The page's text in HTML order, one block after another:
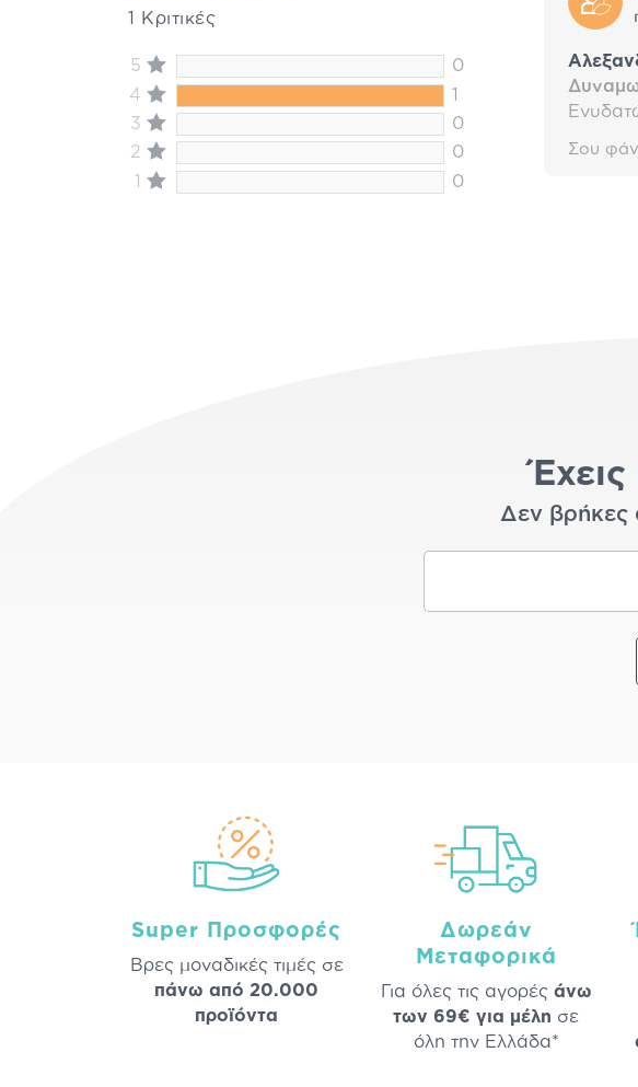
1 Κριτικές
5
0
4
1
3
0
2
0
1
0
Σου
Δεν βρήκες
Super Προσφορές
Βρες μοναδικές τιμές σε
πάνω από 20.000
προϊόντα
Δωρεάν
Μεταφορικά
Για όλες τις αγορές άνω
των 69€ για μέλη σε
όλη την Ελλάδα*